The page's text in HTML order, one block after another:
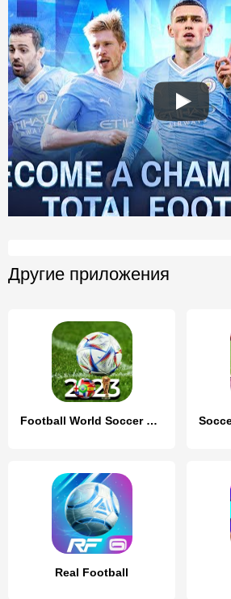
Другие приложения
Football World Soccer Cup 2023
Real Football